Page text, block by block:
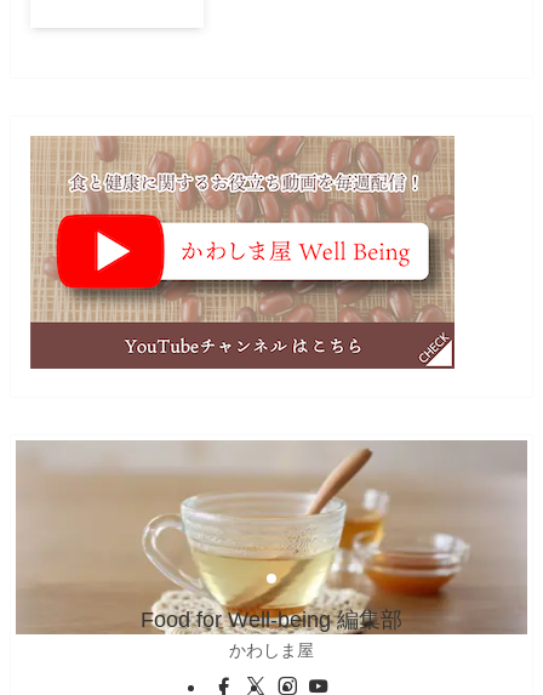
Food for Well-being 編集部
かわしま屋